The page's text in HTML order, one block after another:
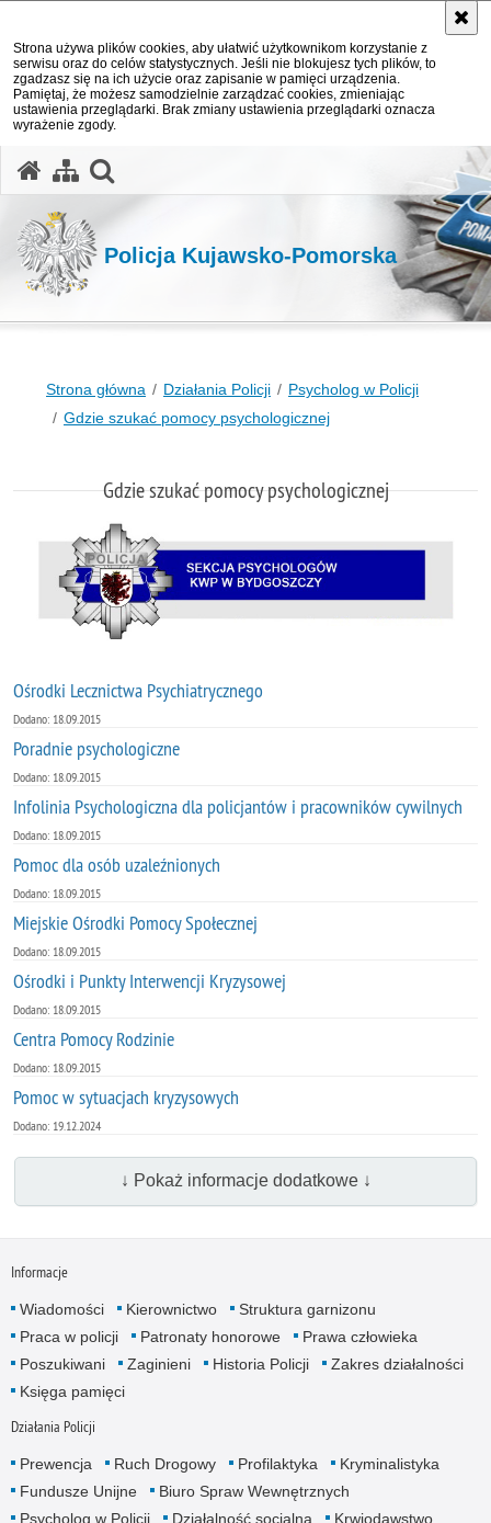
Strona używa plików cookies, aby ułatwić użytkownikom korzystanie z
serwisu oraz do celów statystycznych. Jeśli nie blokujesz tych plików, to
zgadzasz się na ich użycie oraz zapisanie w pamięci urządzenia.
Pamiętaj, że możesz samodzielnie zarządzać cookies, zmieniając
ustawienia przeglądarki. Brak zmiany ustawienia przeglądarki oznacza
wyrażenie zgody.
Policja Kujawsko-Pomorska
Strona główna Działania Policji
Psycholog w Policji
Gdzie szukać pomocy psychologicznej
Gdzie szukać pomocy psychologicznej
Ośrodki Lecznictwa Psychiatrycznego
Dodano: 18.09.2015
Poradnie psychologiczne
Dodano: 18.09.2015
Infolinia Psychologiczna dla policjantów i pracowników cywilnych
Dodano: 18.09.2015
Pomoc dla osób uzaleźnionych
Dodano: 18.09.2015
Miejskie Ośrodki Pomocy Społecznej
Dodano: 18.09.2015
Ośrodki i Punkty Interwencji Kryzysowej
Dodano: 18.09.2015
Centra Pomocy Rodzinie
Dodano: 18.09.2015
Pomoc w sytuacjach kryzysowych
Dodano: 19.12.2024
↓ Pokaż informacje dodatkowe ↓
Informacje
Wiadomości Kierownictwo
Struktura garnizonu
Praca w policji
Patronaty honorowe
Prawa człowieka
Poszukiwani
Zaginieni Historia Policji
Zakres działalności
Księga pamięci
Działania Policji
Prewencja Ruch Drogowy Profilaktyka
Kryminalistyka
Fundusze Unijne
Biuro Spraw Wewnętrznych
Psycholog w Policji
Działalność socjalna
Krwiodawstwo